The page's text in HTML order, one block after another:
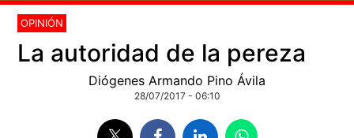
OPINIÓN
La autoridad de la pereza
Diógenes Armando Pino Ávila
28/07/2017 - 06:10